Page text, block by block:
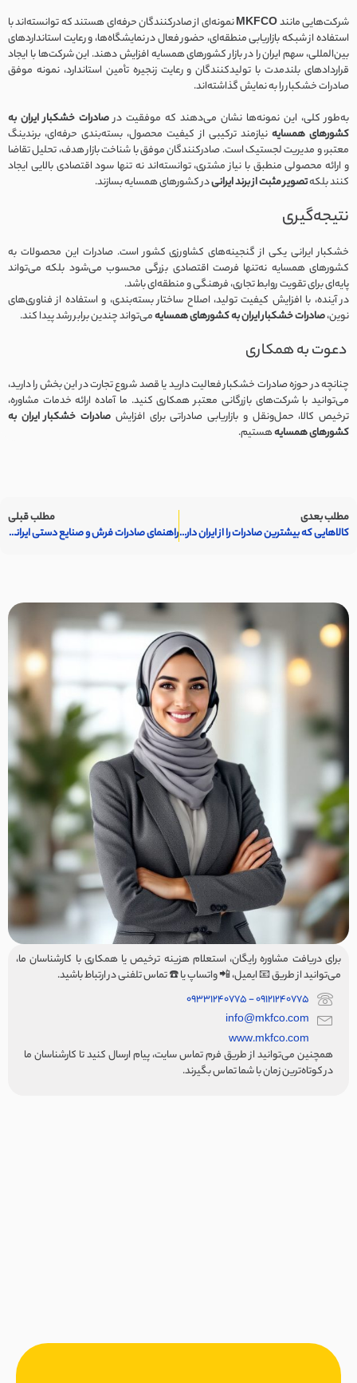
شرکت‌هایی مانندMKFCOنمونه‌ای از صادرکنندگان حرفه‌ای هستند که توانسته‌اند با
استفاده از شبکه بازاریابی منطقه‌ای، حضور فعال در نمایشگاه‌ها، و رعایت استانداردهای
بین‌المللی، سهم ایران را در بازار کشورهای همسایه افزایش دهند. این شرکت‌ها با ایجاد
قراردادهای بلندمدت با تولیدکنندگان و رعایت زنجیره تأمین استاندارد، نمونه موفق
صادرات خشکبار را به نمایش گذاشته‌اند.
به‌طور کلی، این نمونه‌ها نشان می‌دهند که موفقیت درصادرات خشکبار ایران به
کشورهای همسایه نیازمند ترکیبی از کیفیت محصول، بسته‌بندی حرفه‌ای، برندینگ
معتبر، و مدیریت لجستیک است. صادرکنندگان موفق با شناخت بازار هدف، تحلیل تقاضا
و ارائه محصولی منطبق با نیاز مشتری، توانسته‌اند نه تنها سود اقتصادی بالایی ایجاد
کنند بلکهتصویر مثبت از برند ایرانیدر کشورهای همسایه بسازند.
نتیجه‌گیری
خشکبار ایرانی یکی از گنجینه‌های کشاورزی کشور است. صادرات این محصولات به
کشورهای همسایه نه‌تنها فرصت اقتصادی بزرگی محسوب می‌شود بلکه می‌تواند
پایه‌ای برای تقویت روابط تجاری، فرهنگی و منطقه‌ای باشد.
در آینده، با افزایش کیفیت تولید، اصلاح ساختار بسته‌بندی، و استفاده از فناوری‌های
نوین،صادرات خشکبار ایران به کشورهای همسایهمی‌تواند چندین برابر رشد پیدا کند.
دعوت به همکاری
چنانچه در حوزه صادرات خشکبار فعالیت دارید یا قصد شروع تجارت در این بخش را دارید،
می‌توانید با شرکت‌های بازرگانی معتبر همکاری کنید. ما آماده ارائه خدمات مشاوره،
ترخیص کالا، حمل‌ونقل و بازاریابی صادراتی برای افزایش صادرات خشکبار ایران به
کشورهای همسایههستیم.
مطلب بعدی
کالاهایی که بیشترین صادرات را از ایران دارند
مطلب قبلی
راهنمای صادرات فرش و صنایع دستی ایرانی
برای دریافت مشاوره رایگان، استعلام هزینه ترخیص یا همکاری با کارشناسان ما،
می‌توانید از طریق 📧 ایمیل، 📲 واتساپ یا ☎️ تماس تلفنی در ارتباط باشید.
09121240775 - 09331240775
info@mkfco.com
www.mkfco.com
همچنین می‌توانید از طریق فرم تماس سایت، پیام ارسال کنید تا کارشناسان ما
در کوتاه‌ترین زمان با شما تماس بگیرند.